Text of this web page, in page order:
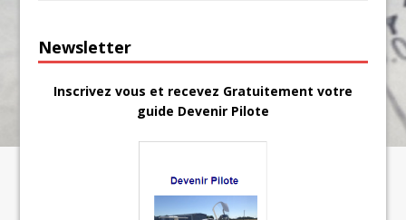
Newsletter
Inscrivez vous et recevez Gratuitement votre
guide Devenir Pilote